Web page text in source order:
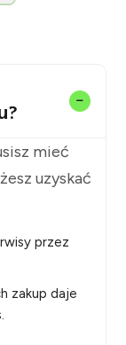
mieć
uzyskać
przez
zakup daje